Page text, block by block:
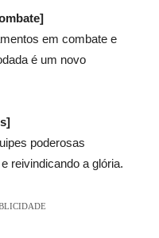
em combate e
é um novo
poderosas
reivindicando a glória.